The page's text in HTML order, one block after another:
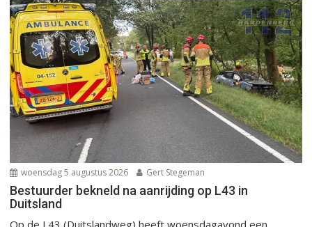
woensdag 5 augustus 2026 Gert Stegeman
Bestuurder bekneld na aanrijding op L43 in
Duitsland